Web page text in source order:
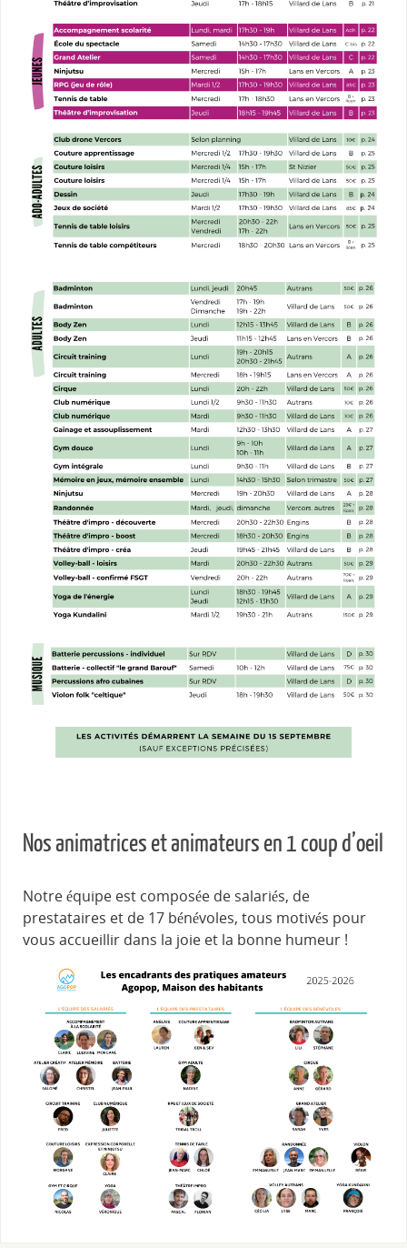
Nos animatrices et animateurs en 1 coup d’oeil
Notre équipe est composée de salariés, de
prestataires et de 17 bénévoles, tous motivés pour
vous accueillir dans la joie et la bonne humeur !